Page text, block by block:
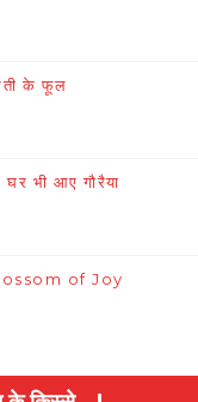
के फूल
घर भी आए गौरैया
of Joy